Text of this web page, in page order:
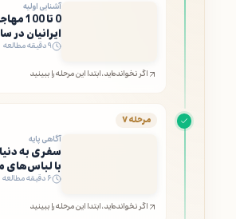
آشنایی اولیه
0 تا
ایرانیان در سال
۹ دقیقه مطالعه
اگر نخوانده‌اید، ابتدا این مرحله را ببینید
مرحله ۷
آگاهی پایه
سفری به
با لباس‌های
زنان کرد
۶ دقیقه مطالعه
اگر نخوانده‌اید، ابتدا این مرحله را ببینید